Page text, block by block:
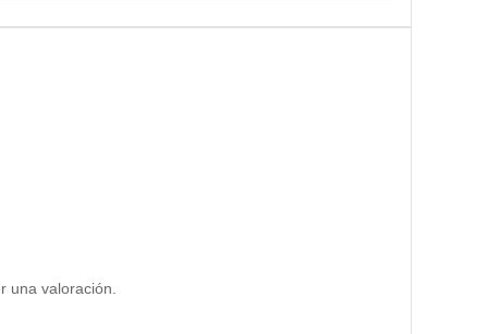
una valoración.